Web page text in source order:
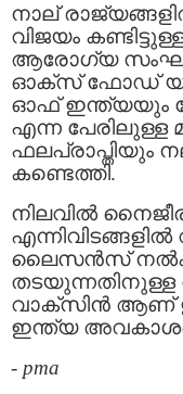
നാല്
വിജയം
ആരോഗ്യ സംഘടന
ഓക്സ് ഫോഡ്
ഓഫ് ഇന്ത്യയും
എന്ന പേരിലുള്ള
കണ്ടെത്തി.
നിലവില്‍
ലൈസന്‍സ്
തടയുന്നതിനുള്ള
വാക്സിന്‍ ആണ്
ഇന്ത്യ
- pma